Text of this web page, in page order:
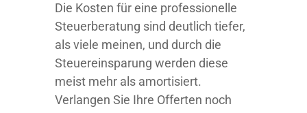
Die Kosten für eine professionelle
Steuerberatung sind deutlich tiefer,
als viele meinen, und durch die
Steuereinsparung werden diese
meist mehr als amortisiert.
Verlangen Sie Ihre Offerten noch